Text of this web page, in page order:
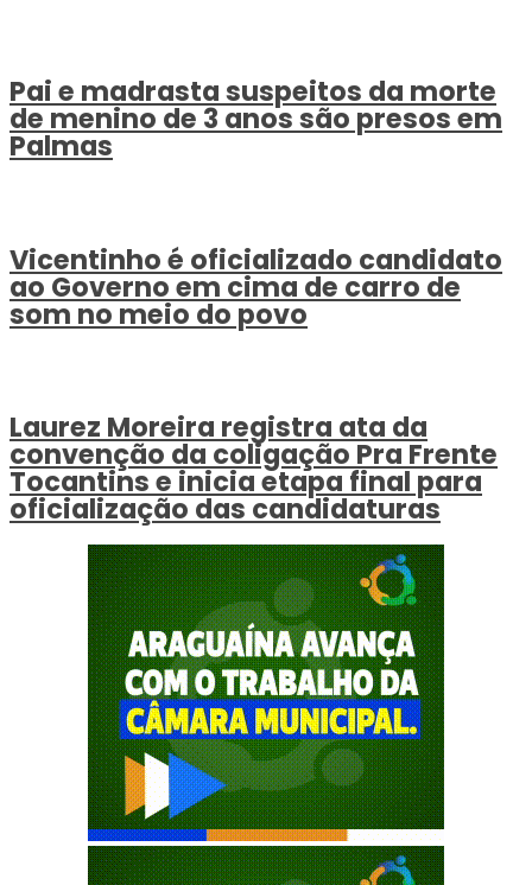
Pai e madrasta suspeitos da morte
de menino de 3 anos são presos em
Palmas
Vicentinho é oficializado candidato
ao Governo em cima de carro de
som no meio do povo
Laurez Moreira registra ata da
convenção da coligação Pra Frente
Tocantins e inicia etapa final para
oficialização das candidaturas